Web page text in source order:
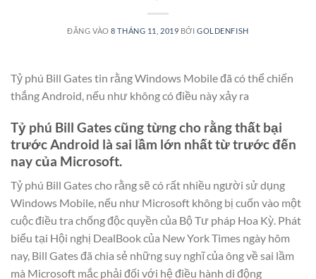
ĐĂNG VÀO8 THÁNG 11, 2019 BỞIGOLDENFISH
Tỷ phú Bill Gates tin rằng Windows Mobile đã có thể chiến
thắng Android, nếu như không có điều này xảy ra
Tỷ phú Bill Gates cũng từng cho rằng thất bại
trước Android là sai lầm lớn nhất từ trước đến
nay của Microsoft.
Tỷ phú Bill Gates cho rằng sẽ có rất nhiều người sử dụng
Windows Mobile, nếu như Microsoft không bị cuốn vào một
cuộc điều tra chống độc quyền của Bộ Tư pháp Hoa Kỳ. Phát
biểu tại Hội nghị DealBook của New York Times ngày hôm
nay, Bill Gates đã chia sẻ những suy nghĩ của ông về sai lầm
mà Microsoft mắc phải đối với hệ điều hành di động